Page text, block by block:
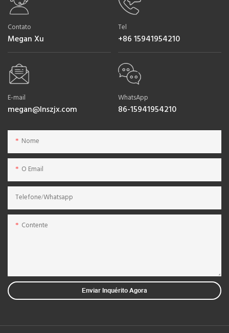
Contato
Megan Xu
Tel
+86 15941954210
E-mail
megan@lnszjx.com
WhatsApp
86-15941954210
Nome
O Email
Telefone/whatsapp
Contente
Enviar Inquérito Agora